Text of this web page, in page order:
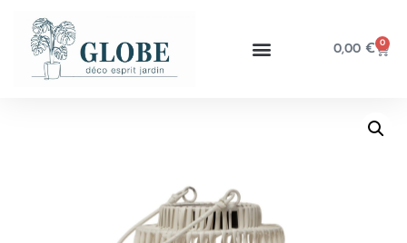
0,00 € 0